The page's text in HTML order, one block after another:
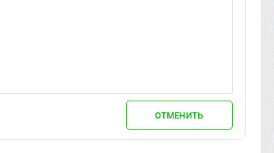
ОТМЕНИТЬ